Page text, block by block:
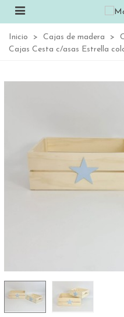
Inicio > Cajas de madera >
Cajas Cesta c/asas Estrella